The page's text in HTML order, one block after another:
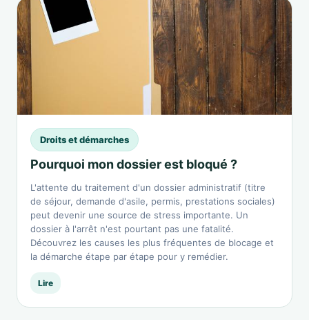
Droits et démarches
Pourquoi mon dossier est bloqué ?
L'attente du traitement d'un dossier administratif (titre
de séjour, demande d'asile, permis, prestations sociales)
peut devenir une source de stress importante. Un
dossier à l'arrêt n'est pourtant pas une fatalité.
Découvrez les causes les plus fréquentes de blocage et
la démarche étape par étape pour y remédier.
Lire